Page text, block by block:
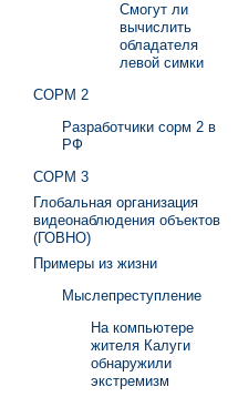
Смогут ли
вычислить
обладателя
левой симки
СОРМ 2
Разработчики сорм 2 в
РФ
СОРМ 3
Глобальная организация
видеонаблюдения объектов
(ГОВНО)
Примеры из жизни
Мыслепреступление
На компьютере
жителя Калуги
обнаружили
экстремизм